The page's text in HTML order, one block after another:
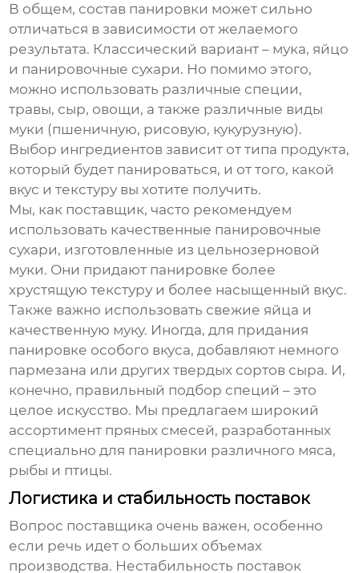
В общем, состав панировки может сильно
отличаться в зависимости от желаемого
результата. Классический вариант – мука, яйцо
и панировочные сухари. Но помимо этого,
можно использовать различные специи,
травы, сыр, овощи, а также различные виды
муки (пшеничную, рисовую, кукурузную).
Выбор ингредиентов зависит от типа продукта,
который будет панироваться, и от того, какой
вкус и текстуру вы хотите получить.
Мы, как поставщик, часто рекомендуем
использовать качественные панировочные
сухари, изготовленные из цельнозерновой
муки. Они придают панировке более
хрустящую текстуру и более насыщенный вкус.
Также важно использовать свежие яйца и
качественную муку. Иногда, для придания
панировке особого вкуса, добавляют немного
пармезана или других твердых сортов сыра. И,
конечно, правильный подбор специй – это
целое искусство. Мы предлагаем широкий
ассортимент пряных смесей, разработанных
специально для панировки различного мяса,
рыбы и птицы.
Логистика и стабильность поставок
Вопрос поставщика очень важен, особенно
если речь идет о больших объемах
производства. Нестабильность поставок